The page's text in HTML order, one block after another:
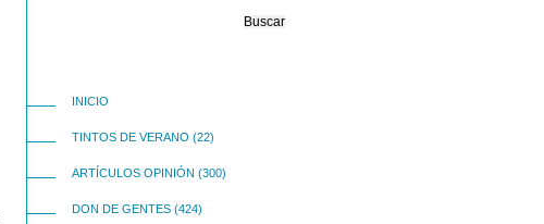
INICIO
TINTOS DE VERANO (22)
ARTÍCULOS OPINIÓN (300)
DON DE GENTES (424)